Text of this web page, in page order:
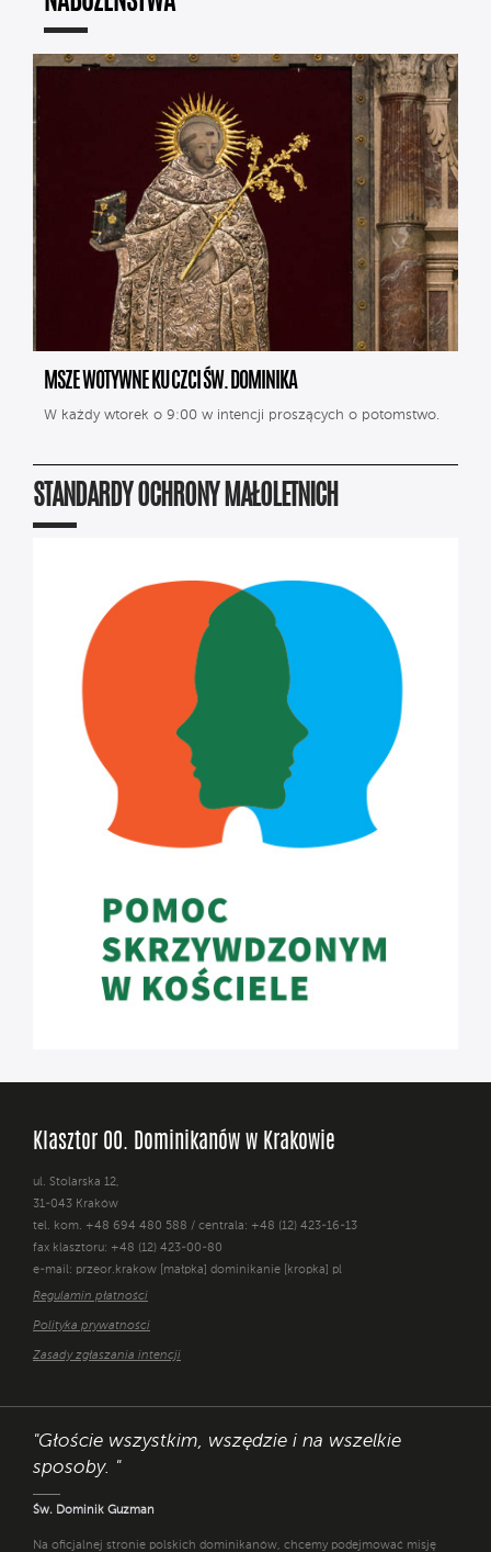
MSZE WOTYWNE KU CZCI ŚW. DOMINIKA
W każdy wtorek o 9:00 w intencji proszących o potomstwo.
STANDARDY OCHRONY MAŁOLETNICH
Klasztor OO. Dominikanów w Krakowie
ul. Stolarska 12,
31-043 Kraków
tel. kom. +48 694 480 588 / centrala: +48 (12) 423-16-13
fax klasztoru: +48 (12) 423-00-80
e-mail: przeor.krakow [małpka] dominikanie [kropka] pl
Regulamin płatności
Polityka prywatności
Zasady zgłaszania intencji
"Głoście wszystkim, wszędzie i na wszelkie
sposoby. "
Św. Dominik Guzman
Na oficjalnej stronie polskich dominikanów, chcemy podejmować misję